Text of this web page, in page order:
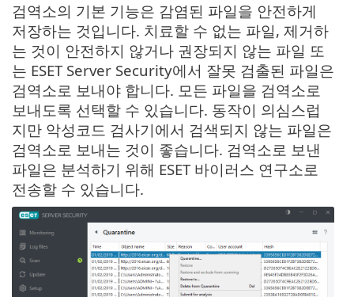
검역소의 기본 기능은 감염된 파일을 안전하게
저장하는 것입니다. 치료할 수 없는 파일, 제거하
는 것이 안전하지 않거나 권장되지 않는 파일 또
는 ESET Server Security에서 잘못 검출된 파일은
검역소로 보내야 합니다. 모든 파일을 검역소로
보내도록 선택할 수 있습니다. 동작이 의심스럽
지만 악성코드 검사기에서 검색되지 않는 파일은
검역소로 보내는 것이 좋습니다. 검역소로 보낸
파일은 분석하기 위해 ESET 바이러스 연구소로
전송할 수 있습니다.